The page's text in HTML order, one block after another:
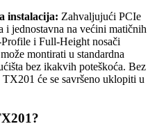
instalacija: Zahvaljujući PCIe
i jednostavna na većini matičnih
i Full-Height nosači
montirati u standardna
bez ikakvih poteškoća. Bez
će se savršeno uklopiti u